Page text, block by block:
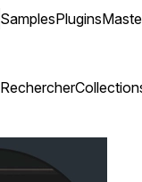
SamplesPlugins
Rechercher